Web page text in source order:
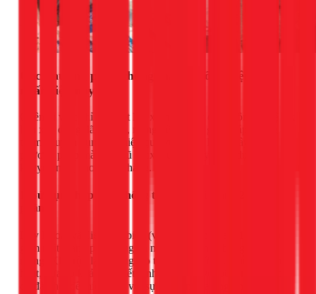
Các phương pháp chống thấm cổ ống hiệu quả
nhất hiện nay
Quên đi việc chỉ trét một lớp xi măng dày cộp. Công nghệ vật
liệu xây dựng đã tiến xa, mang đến nhiều giải pháp chống
thấm chuyên dụng với hiệu quả vượt trội. Dưới đây là các
phương pháp mà đội ngũ 1Fix thường xuyên áp dụng và
khuyến nghị cho khách hàng.
1. Sử dụng hợp chất chống thấm gốc xi măng 2 thành
phần
Đây là loại vật liệu phổ biến (ví dụ: Sikatop Seal 107), bao
gồm một thành phần lỏng và một thành phần bột gốc xi
măng. Khi trộn lại, chúng tạo thành một lớp vữa hồ dầu linh
hoạt, vừa có khả năng kết dính tuyệt vời với bê tông, vừa có
độ đàn hồi để thích ứng với sự co giãn của ống nhựa.